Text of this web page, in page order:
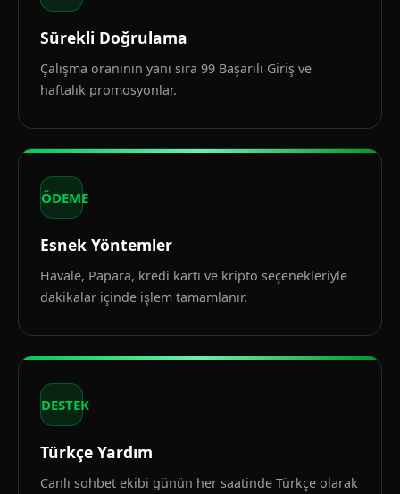
Sürekli Doğrulama
Çalışma oranının yanı sıra 99 Başarılı Giriş ve
haftalık promosyonlar.
ÖDEME
Esnek Yöntemler
Havale, Papara, kredi kartı ve kripto seçenekleriyle
dakikalar içinde işlem tamamlanır.
DESTEK
Türkçe Yardım
Canlı sohbet ekibi günün her saatinde Türkçe olarak